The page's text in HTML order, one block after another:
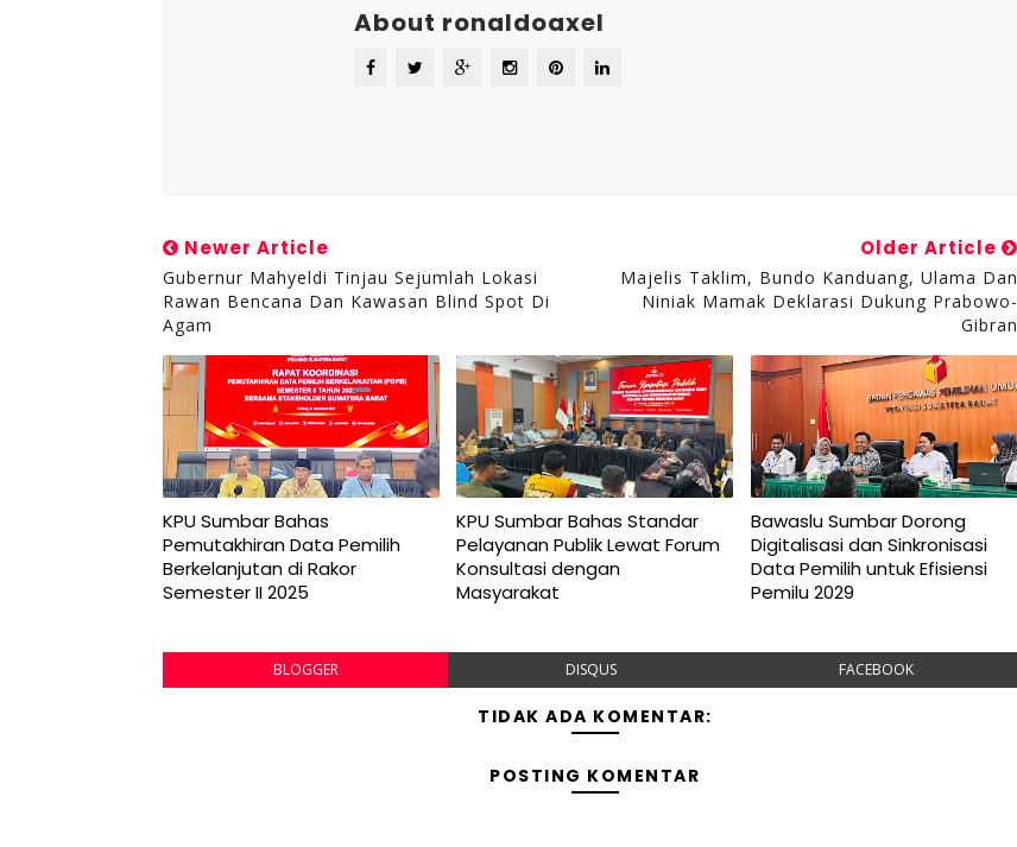
About ronaldoaxel
Newer Article
Gubernur Mahyeldi Tinjau Sejumlah Lokasi
Rawan Bencana Dan Kawasan Blind Spot Di
Agam
Older Article
Majelis Taklim, Bundo Kanduang, Ulama Dan
Niniak Mamak Deklarasi Dukung Prabowo-
Gibran
KPU Sumbar Bahas
Pemutakhiran Data Pemilih
Berkelanjutan di Rakor
Semester II 2025
KPU Sumbar Bahas Standar
Pelayanan Publik Lewat Forum
Konsultasi dengan
Masyarakat
Bawaslu Sumbar Dorong
Digitalisasi dan Sinkronisasi
Data Pemilih untuk Efisiensi
Pemilu 2029
BLOGGER DISQUS FACEBOOK
TIDAK ADA KOMENTAR:
POSTING KOMENTAR